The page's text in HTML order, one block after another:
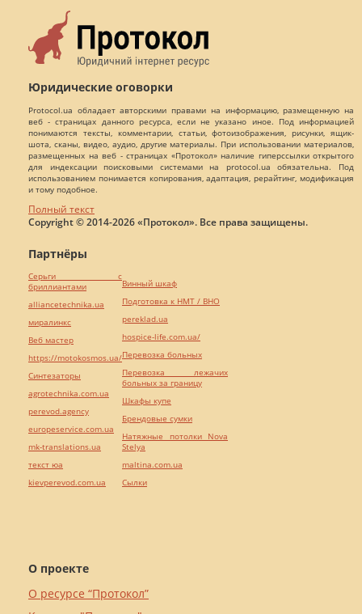
Юридические оговорки
Protocol.ua обладает авторскими правами на информацию, размещенную на
веб - страницах данного ресурса, если не указано иное. Под информацией
понимаются тексты, комментарии, статьи, фотоизображения, рисунки, ящик-
шота, сканы, видео, аудио, другие материалы. При использовании материалов,
размещенных на веб - страницах «Протокол» наличие гиперссылки открытого
для индексации поисковыми системами на protocol.ua обязательна. Под
использованием понимается копирования, адаптация, рерайтинг, модификация
и тому подобное.
Полный текст
Copyright © 2014-2026 «Протокол». Все права защищены.
О проекте
О ресурсе “Протокол”
Партнёры
Серьги с
бриллиантами
alliancetechnika.ua
миралинкс
Веб мастер
https://motokosmos.ua/
Синтезаторы
agrotechnika.com.ua
perevod.agency
europeservice.com.ua
mk-translations.ua
текст юа
kievperevod.com.ua
Винный шкаф
Подготовка к НМТ / ВНО
pereklad.ua
hospice-life.com.ua/
Перевозка больных
Перевозка лежачих
больных за границу
Шкафы купе
Брендовые сумки
Натяжные потолки Nova
Stelya
maltina.com.ua
Cылки